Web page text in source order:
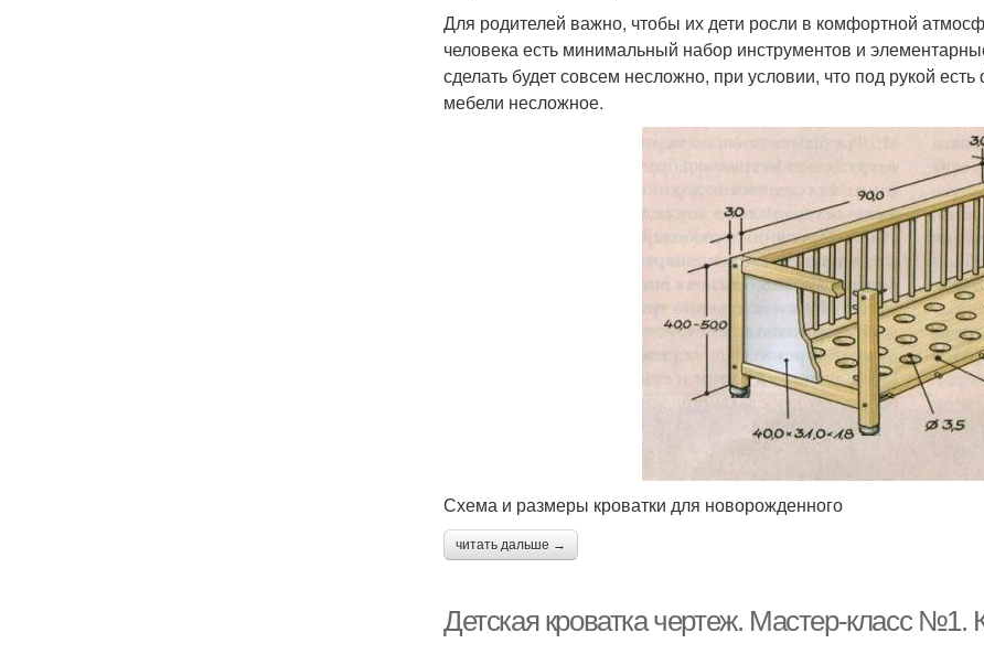
Для родителей важно, чтобы их дети росли в комфортной
человека есть минимальный набор инструментов и
сделать будет совсем несложно, при условии, что под рукой
мебели несложное.
Схема и размеры кроватки для новорожденного
читать дальше →
Детская кроватка чертеж. Мастер-класс №1.